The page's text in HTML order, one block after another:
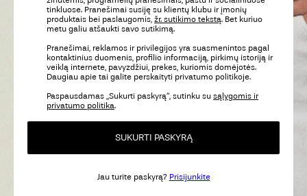
tinkluose. Pranešimai susiję su klientų klubu ir įmonių
produktais bei paslaugomis, žr. sutikimo tekstą. Bet kuriuo
metu galiu atšaukti savo sutikimą.
Pranešimai, reklamos ir privilegijos yra suasmenintos pagal
kontaktinius duomenis, profilio informaciją, pirkimų istoriją ir
veiklą internete, pavyzdžiui, prekes, kuriomis domėjotės.
Daugiau apie tai galite perskaityti privatumo politikoje.
Paspausdamas „Sukurti paskyrą“, sutinku su sąlygomis ir
privatumo politika.
SUKURTI PASKYRĄ
Jau turite paskyrą? Prisijunkite